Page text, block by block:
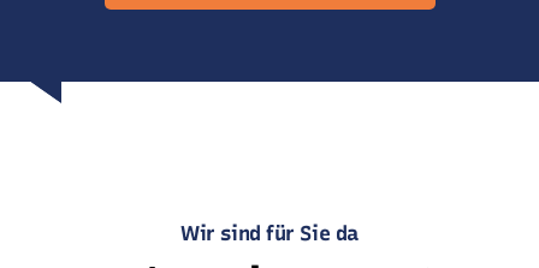
Wir sind für Sie da